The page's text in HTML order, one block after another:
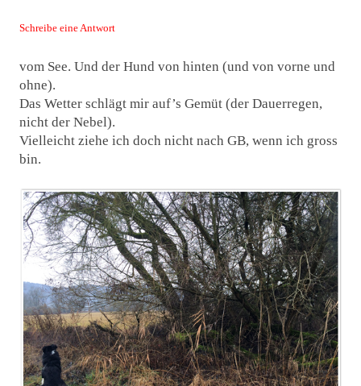
Schreibe eine Antwort
vom See. Und der Hund von hinten (und von vorne und
ohne).
Das Wetter schlägt mir auf’s Gemüt (der Dauerregen,
nicht der Nebel).
Vielleicht ziehe ich doch nicht nach GB, wenn ich gross
bin.